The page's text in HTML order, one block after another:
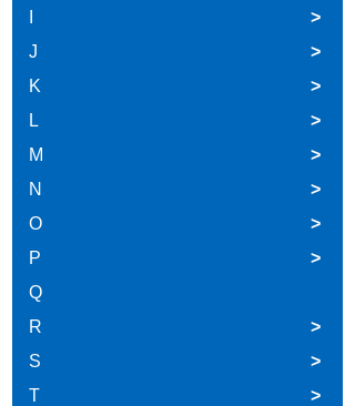
>
J
>
K
>
L
>
M
>
N
>
O
>
P
>
Q
R
>
S
>
T
>